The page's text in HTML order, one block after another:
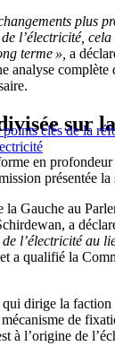
plus
l’électricité,
terme », a
analyse complète
clés de la
sur
en
présentée la
Gauche au
a
l’électricité au
et a qualifié la
dirige la faction
de
à l’origine de